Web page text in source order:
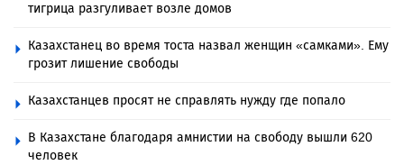
тигрица разгуливает возле домов
Казахстанец во время тоста назвал женщин «самками». Ему
грозит лишение свободы
Казахстанцев просят не справлять нужду где попало
В Казахстане благодаря амнистии на свободу вышли 620
человек